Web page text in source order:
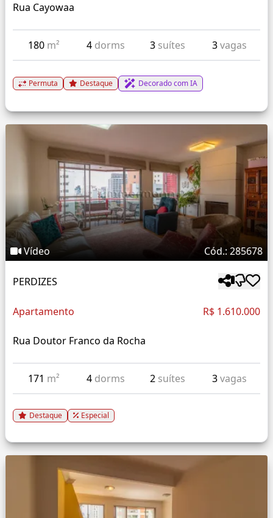
Rua Cayowaa
180 m² 4 dorms 3 suítes 3vagas
Permuta Destaque Decorado com IA
Vídeo Cód.: 285678
PERDIZES
Apartamento R$ 1.610.000
Rua Doutor Franco da Rocha
171 m² 4 dorms 2 suítes 3vagas
Destaque Especial